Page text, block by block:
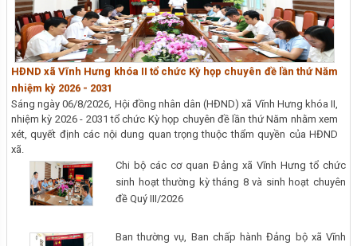
HĐND xã Vĩnh Hưng khóa II tổ chức Kỳ họp chuyên đề lần thứ Năm
nhiệm kỳ 2026 - 2031
Sáng ngày 06/8/2026, Hội đồng nhân dân (HĐND) xã Vĩnh Hưng khóa II,
nhiệm kỳ 2026 - 2031 tổ chức Kỳ họp chuyên đề lần thứ Năm nhằm xem
xét, quyết định các nội dung quan trọng thuộc thẩm quyền của HĐND
xã.
Chi bộ các cơ quan Đảng xã Vĩnh Hưng tổ chức
sinh hoạt thường kỳ tháng 8 và sinh hoạt chuyên
đề Quý III/2026
Ban thường vụ, Ban chấp hành Đảng bộ xã Vĩnh